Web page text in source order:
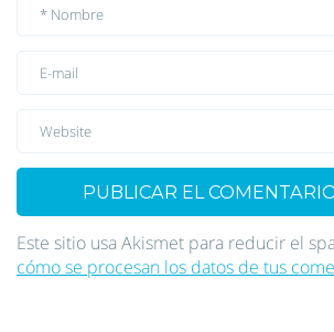
Este sitio usa Akismet para reducir el
cómo se procesan los datos de tus